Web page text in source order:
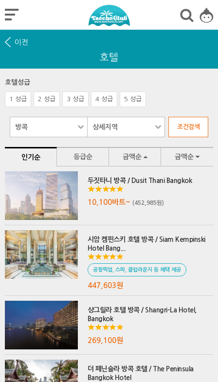
이전
호텔
호텔성급
1 성급 2 성급 3 성급 4 성급 5 성급
인기순 등급순 금액순 금액순
두짓타니 방콕 / Dusit Thani Bangkok
10,100바트~ (452,985원)
시암 켐핀스키 호텔 방콕 / Siam Kempinski
Hotel Bang...
공항픽업, 스파, 클럽라운지 등 혜택 제공
447,603원
샹그릴라 호텔 방콕 / Shangri-La Hotel,
Bangkok
269,100원
더 페닌슐라 방콕 호텔 / The Peninsula
Bangkok Hotel